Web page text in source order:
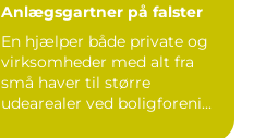
Anlægsgartner på falster
En hjælper både private og
virksomheder med alt fra
små haver til større
udearealer ved boligforeni...